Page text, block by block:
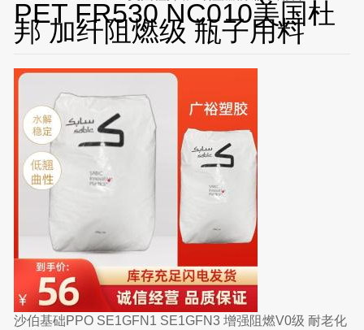
PET FR530 NC010美国杜
邦 加纤阻燃级 瓶子用料
沙伯基础PPO SE1GFN1 SE1GFN3 增强阻燃V0级 耐老化